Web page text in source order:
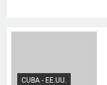
CUBA - EE.UU.